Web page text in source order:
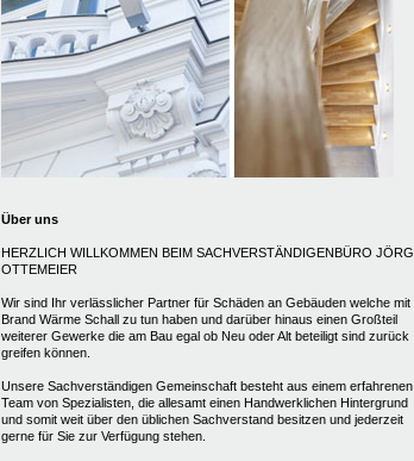
Über uns
HERZLICH WILLKOMMEN BEIM SACHVERSTÄNDIGENBÜRO JÖRG
OTTEMEIER
Wir sind Ihr verlässlicher Partner für Schäden an Gebäuden welche mit
Brand Wärme Schall zu tun haben und darüber hinaus einen Großteil
weiterer Gewerke die am Bau egal ob Neu oder Alt beteiligt sind zurück
greifen können.
Unsere Sachverständigen Gemeinschaft besteht aus einem erfahrenen
Team von Spezialisten, die allesamt einen Handwerklichen Hintergrund
und somit weit über den üblichen Sachverstand besitzen und jederzeit
gerne für Sie zur Verfügung stehen.